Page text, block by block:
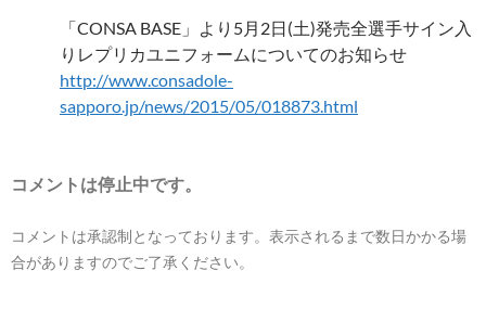
「CONSA BASE」より5月2日(土)発売全選手サイン入
りレプリカユニフォームについてのお知らせ
http://www.consadole-
sapporo.jp/news/2015/05/018873.html
コメントは停止中です。
コメントは承認制となっております。表示されるまで数日かかる場
合がありますのでご了承ください。